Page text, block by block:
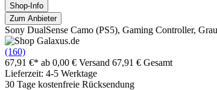
Shop-Info
Zum Anbieter
Sony DualSense Camo (PS5), Gaming Controller, Grau
(160)
67,91 €* ab 0,00 € Versand 67,91 € Gesamt
Lieferzeit: 4-5 Werktage
30 Tage kostenfreie Rücksendung